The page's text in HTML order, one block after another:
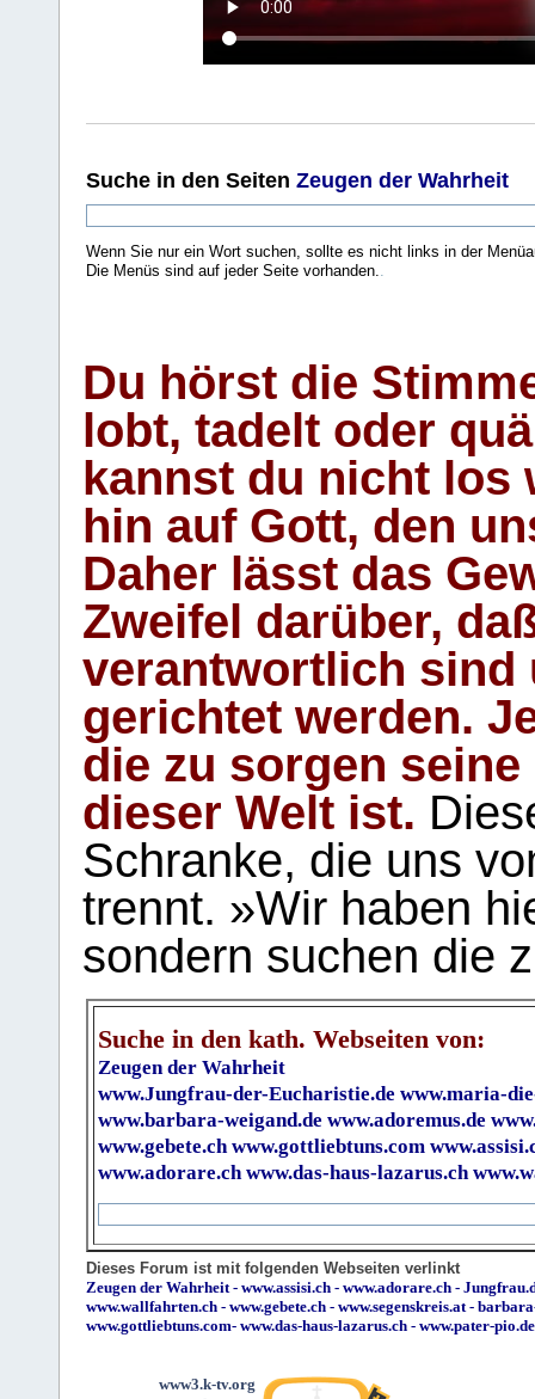
Suche in den Seiten Zeugen der Wahrheit
Wenn Sie nur ein Wort suchen, sollte es nicht links in der
Die Menüs sind auf jeder Seite vorhanden..
Du hörst die
lobt, tadelt oder
kannst du nicht los
hin auf Gott, den
Daher lässt das
Zweifel darüber,
verantwortlich sind
gerichtet werden.
die zu sorgen
dieser Welt ist.
Schranke, die uns
trennt. »Wir haben
sondern suchen die
Suche in den kath. Webseiten von:
Zeugen der Wahrheit
www.Jungfrau-der-Eucharistie.de www.maria-
www.barbara-weigand.de www.adoremus.de
www.gebete.ch www.gottliebtuns.com
www.adorare.ch www.das-haus-lazarus.ch
Dieses Forum ist mit folgenden Webseiten verlinkt
Zeugen der Wahrheit- www.assisi.ch - www.adorare.ch -
www.wallfahrten.ch - www.gebete.ch - www.segenskreis.at-
www.gottliebtuns.com- www.das-haus-lazarus.ch - www.pater-pio.de
www3.k-tv.org